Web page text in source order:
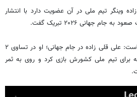
وینگر تیم ملی در آن عضویت دارد با انتشار
جهانی ۲۰۲۶ تبریک گفت.
در متن باشگاه لخ پوزنان آمده است: علی قلی زاده در جام جهانی؛ او در تساوی ۲
و ازبکستان ۲۰ دقیقه برای تیم ملی کشورش بازی کرد و روی به ثمر